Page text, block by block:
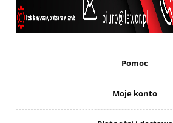
Pomoc
Moje konto